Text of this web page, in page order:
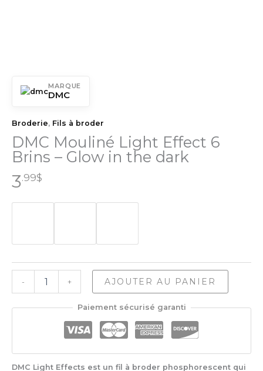
MARQUE
DMC
Broderie, Fils à broder
DMC Mouliné Light Effect 6
Brins – Glow in the dark
3.99$
-
Mouliné
+ AJOUTER AU PANIER
Paiement sécurisé garanti
DMC Light Effects est un fil à broder phosphorescent qui